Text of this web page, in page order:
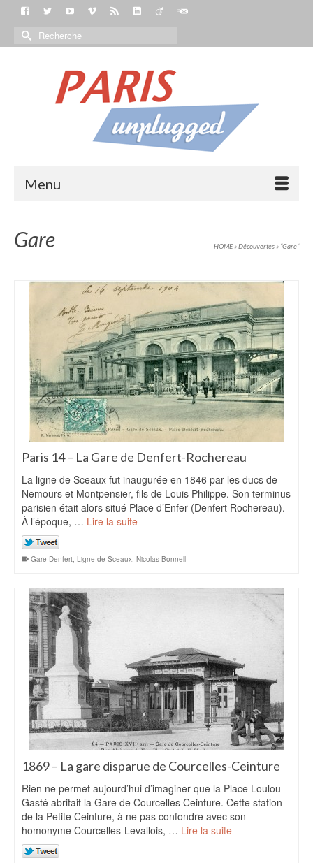
Menu
Gare HOME»Découvertes » “Gare“
Paris 14 – La Gare de Denfert-Rochereau
La ligne de Sceaux fut inaugurée en 1846 par les ducs de
Nemours et Montpensier, fils de Louis Philippe. Son terminus
parisien était alors situé Place d’Enfer (Denfert Rochereau).
À l’époque, … Lire la suite
Gare Denfert, Ligne de Sceaux, Nicolas Bonnell
1869 – La gare disparue de Courcelles-Ceinture
Rien ne permet aujourd’hui d’imaginer que la Place Loulou
Gasté abritait la Gare de Courcelles Ceinture. Cette station
de la Petite Ceinture, à ne pas confondre avec son
homonyme Courcelles-Levallois, … Lire la suite